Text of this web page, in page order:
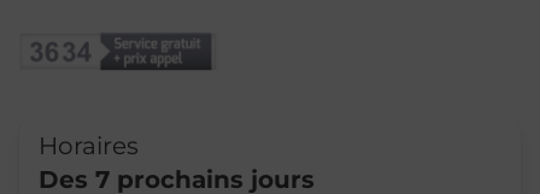
Horaires
Des 7 prochains jours